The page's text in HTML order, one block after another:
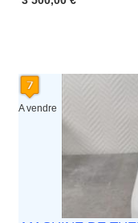
A vendre